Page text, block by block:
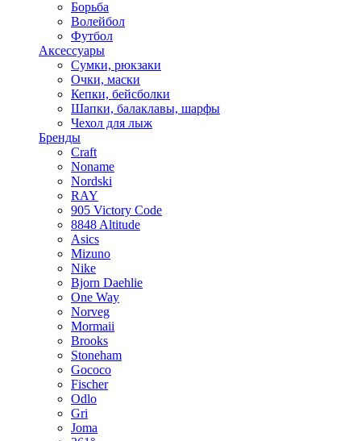
Борьба
Волейбол
Футбол
Аксессуары
Сумки, рюкзаки
Очки, маски
Кепки, бейсболки
Шапки, балаклавы, шарфы
Чехол для лыж
Бренды
Craft
Noname
Nordski
RAY
905 Victory Code
8848 Altitude
Asics
Mizuno
Nike
Bjorn Daehlie
One Way
Norveg
Mormaii
Brooks
Stoneham
Gococo
Fischer
Odlo
Gri
Joma